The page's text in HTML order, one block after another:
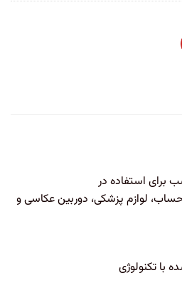
لوازم پزشکی، دوربین عکاسی و